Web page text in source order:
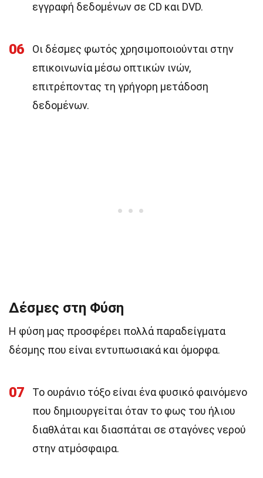
εγγραφή δεδομένων σε CD και DVD.
06
Οι δέσμες φωτός χρησιμοποιούνται στην
επικοινωνία μέσω οπτικών ινών,
επιτρέποντας τη γρήγορη μετάδοση
δεδομένων.
Δέσμες στη Φύση
Η φύση μας προσφέρει πολλά παραδείγματα
δέσμης που είναι εντυπωσιακά και όμορφα.
07
Το ουράνιο τόξο είναι ένα φυσικό φαινόμενο
που δημιουργείται όταν το φως του ήλιου
διαθλάται και διασπάται σε σταγόνες νερού
στην ατμόσφαιρα.